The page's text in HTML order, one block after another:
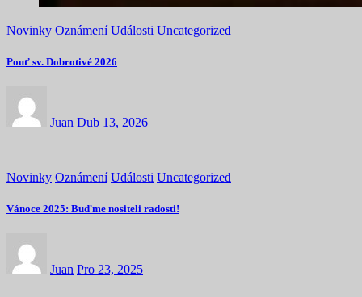
Novinky Oznámení Události Uncategorized
Pouť sv. Dobrotivé 2026
Juan Dub 13, 2026
Novinky Oznámení Události Uncategorized
Vánoce 2025: Buďme nositeli radosti!
Juan Pro 23, 2025